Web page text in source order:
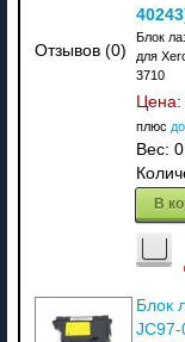
Отзывов (0)
40243
Блок
для
3710
Цена:
плюс
Вес:
В
Блок
JC97-